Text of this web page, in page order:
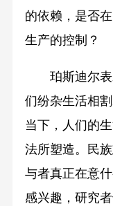
的依赖，是否
生产的控制？
珀斯迪尔表
们纷杂生活相
当下，人们的
法所塑造。民
与者真正在意
感兴趣，研究